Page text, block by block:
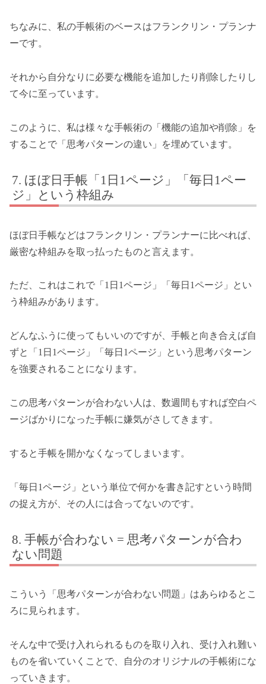
ちなみに、私の手帳術のベースはフランクリン・プランナ
ーです。
それから自分なりに必要な機能を追加したり削除したりし
て今に至っています。
このように、私は様々な手帳術の「機能の追加や削除」を
することで「思考パターンの違い」を埋めています。
ほぼ日手帳「1日1ページ」「毎日1ペー
ジ」という枠組み
ほぼ日手帳などはフランクリン・プランナーに比べれば、
厳密な枠組みを取っ払ったものと言えます。
ただ、これはこれで「1日1ページ」「毎日1ページ」とい
う枠組みがあります。
どんなふうに使ってもいいのですが、手帳と向き合えば自
ずと「1日1ページ」「毎日1ページ」という思考パターン
を強要されることになります。
この思考パターンが合わない人は、数週間もすれば空白ペ
ージばかりになった手帳に嫌気がさしてきます。
すると手帳を開かなくなってしまいます。
「毎日1ページ」という単位で何かを書き記すという時間
の捉え方が、その人には合ってないのです。
手帳が合わない = 思考パターンが合わ
ない問題
こういう「思考パターンが合わない問題」はあらゆるとこ
ろに見られます。
そんな中で受け入れられるものを取り入れ、受け入れ難い
ものを省いていくことで、自分のオリジナルの手帳術にな
っていきます。